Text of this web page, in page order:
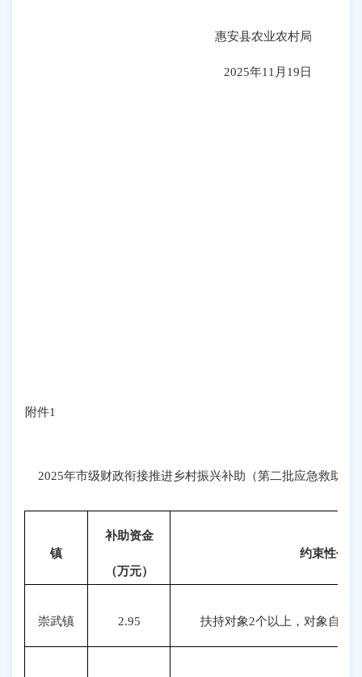
惠安县农业农村局
2025年11月19日
附件1
2025年市级财政衔接推进乡村振兴补助（第二批应急救助）
镇
补助资金
（万元）
约束性任务
崇武镇 2.95 扶持对象2个以上，对象自付